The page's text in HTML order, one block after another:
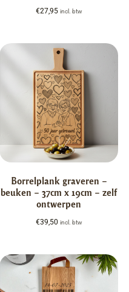
€27,95 incl. btw
Borrelplank graveren –
beuken – 37cm x 19cm – zelf
ontwerpen
€39,50 incl. btw